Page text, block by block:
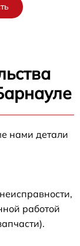
нами детали
работой